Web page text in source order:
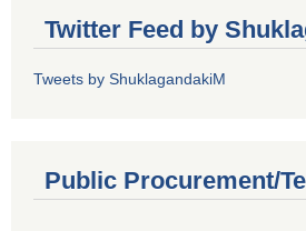
Twitter Feed by
Tweets by ShuklagandakiM
Public Procurement/